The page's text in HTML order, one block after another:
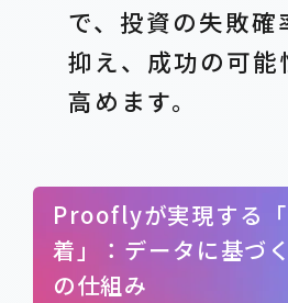
で、投資の失敗確
抑え、成功の可能
高めます。
Prooflyが実現する
着」：データに基づ
の仕組み